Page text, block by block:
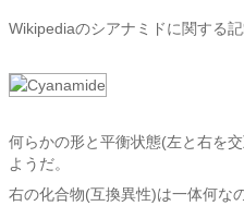
Wikipediaのシアナミドに関する記
何らかの形と平衡状態(左と右を
ようだ。
右の化合物(互換異性)は一体何な